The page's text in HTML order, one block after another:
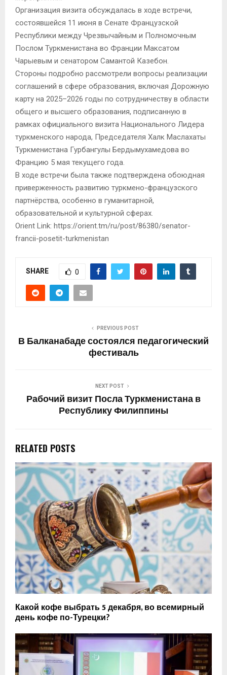
Организация визита обсуждалась в ходе встречи,
состоявшейся 11 июня в Сенате Французской
Республики между Чрезвычайным и Полномочным
Послом Туркменистана во Франции Максатом
Чарыевым и сенатором Самантой Казебон.
Стороны подробно рассмотрели вопросы реализации
соглашений в сфере образования, включая Дорожную
карту на 2025–2026 годы по сотрудничеству в области
общего и высшего образования, подписанную в
рамках официального визита Национального Лидера
туркменского народа, Председателя Халк Маслахаты
Туркменистана Гурбангулы Бердымухамедова во
Францию 5 мая текущего года.
В ходе встречи была также подтверждена обоюдная
приверженность развитию туркмено-французского
партнёрства, особенно в гуманитарной,
образовательной и культурной сферах.
Orient Link: https://orient.tm/ru/post/86380/senator-
francii-posetit-turkmenistan
SHARE 0
PREVIOUS POST
В Балканабаде состоялся педагогический
фестиваль
NEXT POST
Рабочий визит Посла Туркменистана в
Республику Филиппины
RELATED POSTS
Какой кофе выбрать 5 декабря, во всемирный
день кофе по-Турецки?